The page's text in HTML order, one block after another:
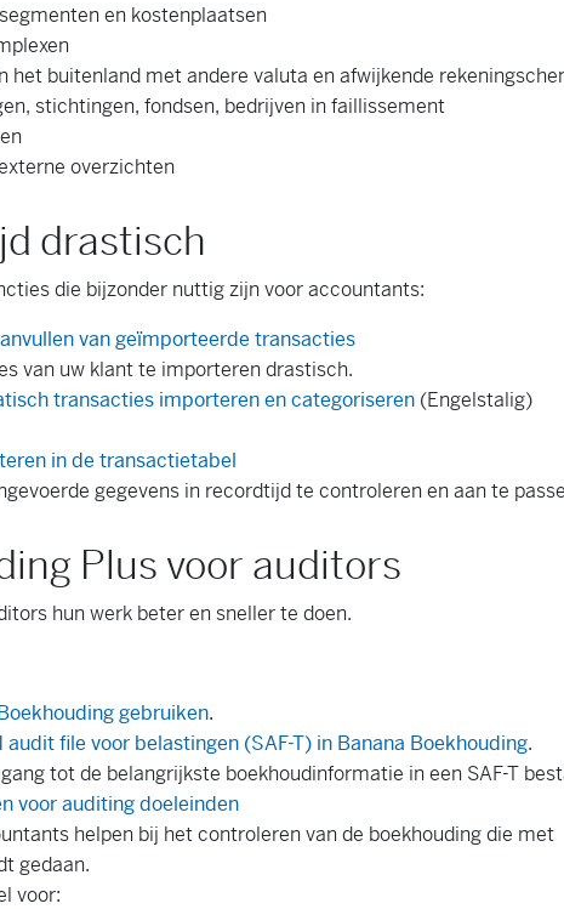
en kostenplaatsen
het buitenland met andere valuta en afwijkende
stichtingen, fondsen, bedrijven in faillissement
overzichten
drastisch
die bijzonder nuttig zijn voor accountants:
van geïmporteerde transacties
van uw klant te importeren drastisch.
transacties importeren en categoriseren (Engelstalig)
in de transactietabel
gegevens in recordtijd te controleren en aan te
Plus voor auditors
hun werk beter en sneller te doen.
gebruiken.
audit file voor belastingen (SAF-T) in Banana Boekhouding.
tot de belangrijkste boekhoudinformatie in een SAF-T
voor auditing doeleinden
helpen bij het controleren van de boekhouding die met
gedaan.
voor: